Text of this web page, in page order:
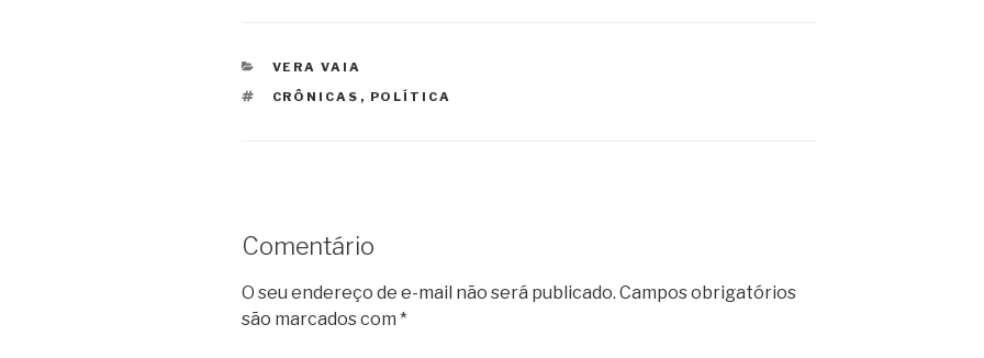
CATEGORIAS
VERA VAIA
TAGS
CRÔNICAS , POLÍTICA
Comentário
O seu endereço de e-mail não será publicado. Campos obrigatórios
são marcados com *